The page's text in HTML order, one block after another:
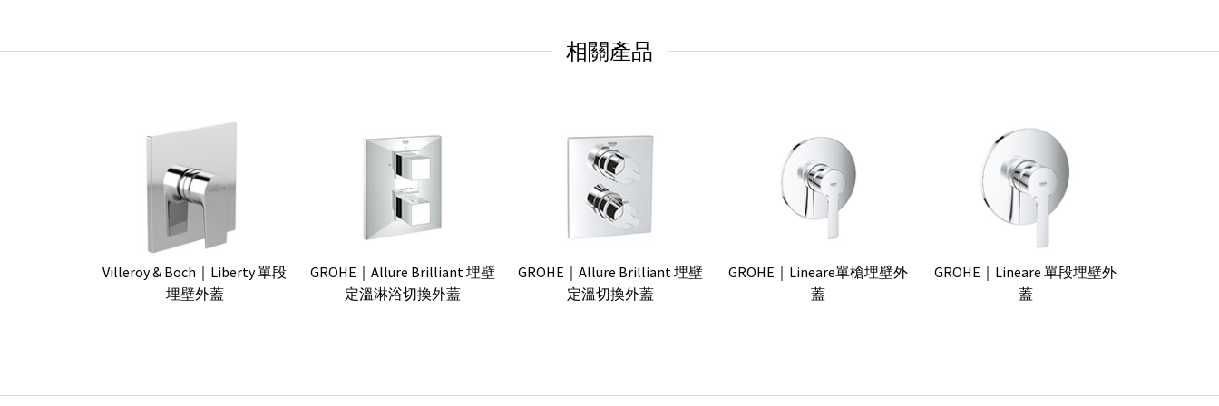
相關產品
Villeroy & Boch｜Liberty 單段
埋壁外蓋
GROHE｜Allure Brilliant 埋壁
定溫淋浴切換外蓋
GROHE｜Allure Brilliant 埋壁
定溫切換外蓋
GROHE｜Lineare單槍埋壁外
蓋
GROHE｜Lineare 單段埋壁外
蓋